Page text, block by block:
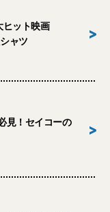
ヒット映画
ャツ
>
見！セイコーの
>